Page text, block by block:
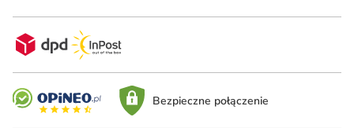
Bezpieczne połączenie